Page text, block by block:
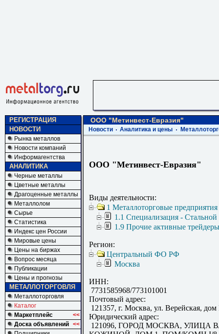
РЕГИСТРАЦИЯ
НОВОСТИ
Рынка металлов
Новости компаний
Информагентства
АНАЛИТИКА
Черные металлы
Цветные металлы
Драгоценные металлы
Металлолом
Сырье
Статистика
Индекс цен России
Мировые цены
Цены на биржах
Вопрос месяца
Публикации
Цены и прогнозы
МЕТАЛЛОТОРГОВЛЯ
Металлоторговля
Каталог
Маркетплейс
<<
Доска объявлений <<
ООО "Метинвест-Евразия"
Новости Аналитика и цены
ООО "Метинвест-Евразия"
Виды деятельности:
1 Металлоторговые
1.1 Специализация - Стальной
1.9 Прочие активные трейдеры
Регион:
Центральный ФО РФ
Москва
ИНН:
7731585968/773101001
Почтовый адрес:
121357, г. Москва, ул. Верейская,
Юридический адрес:
121096, ГОРОД МОСКВА, УЛИЦА